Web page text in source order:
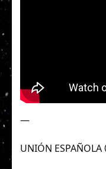
—
UNIÓN ESPAÑOLA